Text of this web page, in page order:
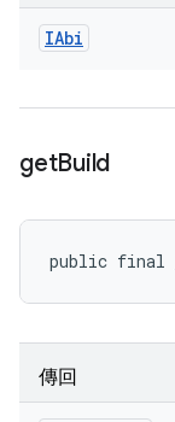
IAbi
getBuild
public final
傳回